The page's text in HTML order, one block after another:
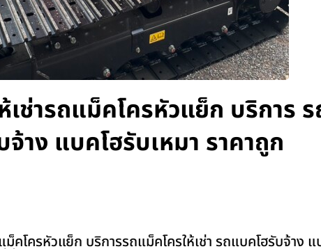
ช่ารถแม็คโครหัวแย็ก บริการ
าง แบคโฮรับเหมา ราคาถูก
คโครหัวแย็ก บริการรถแม็คโครให้เช่า รถแบคโฮรับจ้าง แ